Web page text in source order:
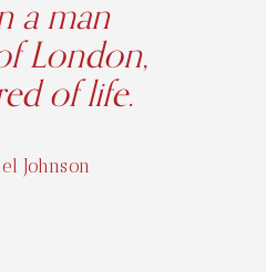
a man
London,
of life.
Johnson